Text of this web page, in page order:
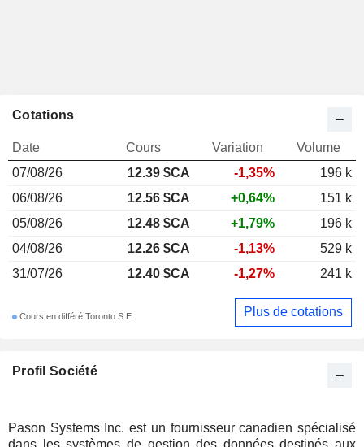
Profil Société
Pason Systems Inc. est un fournisseur canadien spécialisé
dans les systèmes de gestion des données destinés aux
Cotations
Date Cours Variation
Volume
07/08/26
12.39 $CA -1,35%
196 k
06/08/26
12.56 $CA +0,64%
151 k
05/08/26
12.48 $CA +1,79%
196 k
04/08/26
12.26 $CA -1,13%
529 k
31/07/26
12.40 $CA -1,27% 241 k
Cours en différé Toronto S.E. Plus de cotations